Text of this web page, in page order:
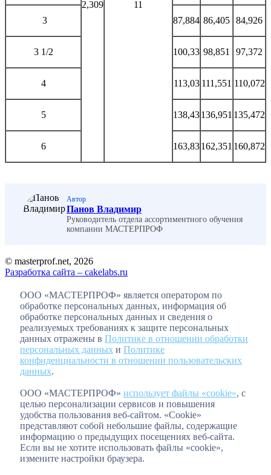
2,309
11
3
87,884 86,405 84,926
3 1/2 100,33 98,851 97,372
4 113,03 111,551 110,072
5 138,43136,951 135,472
6 163,83162,351 160,872
Автор
Панов Владимир
Руководитель отдела ассортиментного обучения
компании МАСТЕРПРОФ
© masterprof.net, 2026
Разработка сайта – cakelabs.ru
ООО «МАСТЕРПРОФ» является оператором по
обработке персональных данных, информация об
обработке персональных данных и сведения о
реализуемых требованиях к защите персональных
данных отражены в Политике в отношении обработки
персональных данных и Политике
конфиденциальности в отношении пользовательских
данных.
ООО «МАСТЕРПРОФ» использует файлы «cookie», с
целью персонализации сервисов и повышения
удобства пользования веб-сайтом. «Cookie»
представляют собой небольшие файлы, содержащие
информацию о предыдущих посещениях веб-сайта.
Если вы не хотите использовать файлы «cookie»,
измените настройки браузера.